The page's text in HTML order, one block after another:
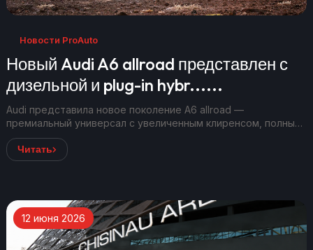
Новости ProAuto
Новый Audi A6 allroad представлен с
дизельной и plug-in hybr......
Audi представила новое поколение A6 allroad —
премиальный универсал с увеличенным клиренсом, полным
приводом quattro и в...
Читать
12 июня 2026